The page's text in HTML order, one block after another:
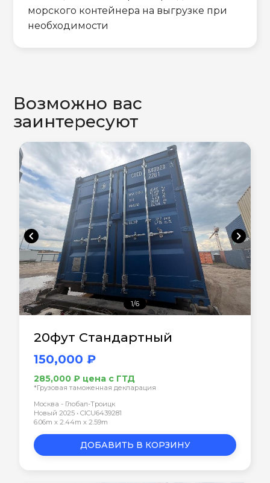
морского контейнера на выгрузке при
необходимости
Возможно вас
заинтересуют
chevron_left chevron_right
1/6
20фут Стандартный
150,000 ₽
285,000 ₽ цена с ГТД
*Грузовая таможенная декларация
Москва - Глобал-Троицк
Новый 2025 • CICU6439281
6.06m x 2.44m x 2.59m
ДОБАВИТЬ В КОРЗИНУ